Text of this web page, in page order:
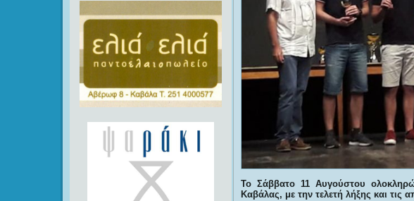
Το Σάββατο 11 Αυγούστου
Καβάλας, με την τελετή λήξης και τις